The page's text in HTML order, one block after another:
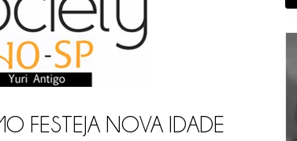
FESTEJA NOVA IDADE